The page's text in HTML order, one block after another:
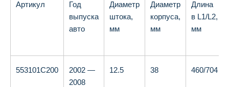
Артикул
Год
выпуска
авто
Диаметр
штока,
мм
Диаметр
корпуса,
мм
Длина
в L1/L2,
мм
553101C200
2002 —
2008
12.5 38 460/704